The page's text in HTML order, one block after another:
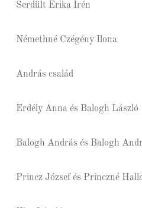
Serdült Erika Irén
Némethné Czégény Ilona
András család
Erdély Anna és Balogh László
Balogh András és Balogh
Princz József és Princzné